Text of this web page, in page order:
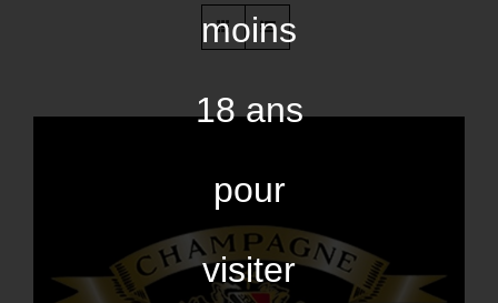
moins
18 ans
pour
visiter